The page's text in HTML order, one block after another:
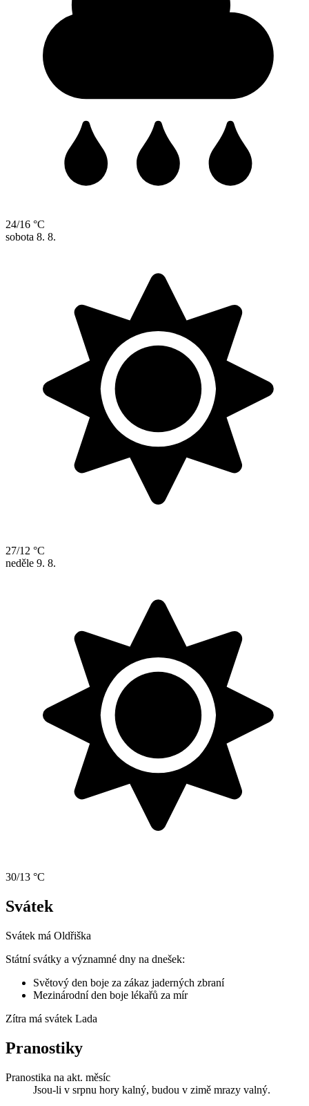
24/16 °C
sobota 8. 8.
27/12 °C
neděle 9. 8.
30/13 °C
Svátek
Svátek má Oldřiška
Státní svátky a významné dny na dnešek:
Světový den boje za zákaz jaderných zbraní
Mezinárodní den boje lékařů za mír
Zítra má svátek Lada
Pranostiky
Pranostika na akt. měsíc
Jsou-li v srpnu hory kalný, budou v zimě mrazy valný.